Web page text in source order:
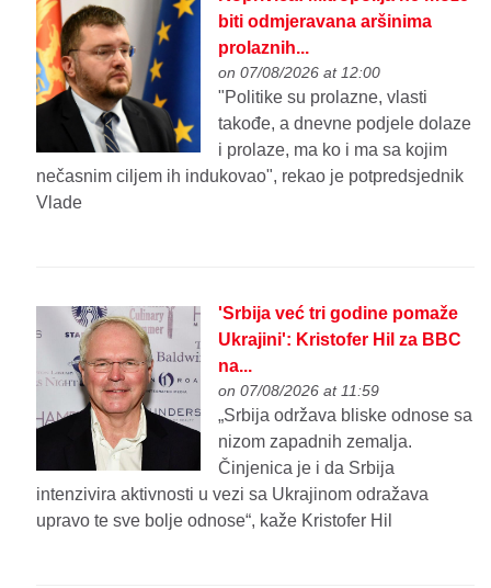
biti odmjeravana aršinima
prolaznih...
on 07/08/2026 at 12:00
"Politike su prolazne, vlasti
takođe, a dnevne podjele dolaze
i prolaze, ma ko i ma sa kojim
nečasnim ciljem ih indukovao", rekao je potpredsjednik
Vlade
'Srbija već tri godine pomaže
Ukrajini': Kristofer Hil za BBC
na...
on 07/08/2026 at 11:59
„Srbija održava bliske odnose sa
nizom zapadnih zemalja.
Činjenica je i da Srbija
intenzivira aktivnosti u vezi sa Ukrajinom odražava
upravo te sve bolje odnose“, kaže Kristofer Hil